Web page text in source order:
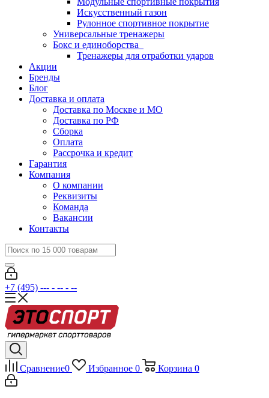
Искусственный газон
Рулонное спортивное покрытие
Универсальные тренажеры
Бокс и единоборства
Тренажеры для отработки ударов
Акции
Бренды
Блог
Доставка и оплата
Доставка по Москве и МО
Доставка по РФ
Сборка
Оплата
Рассрочка и кредит
Гарантия
Компания
О компании
Реквизиты
Команда
Вакансии
Контакты
+7 (495) --- - -- - --
Сравнение0 Избранное 0 Корзина 0